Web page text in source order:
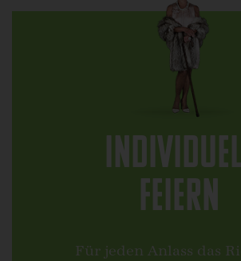
Feiern
Für jeden Anlass das